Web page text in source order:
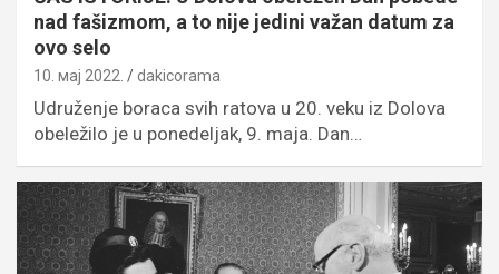
nad fašizmom, a to nije jedini važan datum za
ovo selo
10. мај 2022. dakicorama
Udruženje boraca svih ratova u 20. veku iz Dolova
obeležilo je u ponedeljak, 9. maja. Dan…